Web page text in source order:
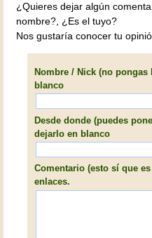
¿Quieres dejar algún
nombre?, ¿Es el tuyo?
Nos gustaría conocer tu
Nombre / Nick (no
blanco
Desde donde (puedes
dejarlo en blanco
Comentario (esto sí que
enlaces.